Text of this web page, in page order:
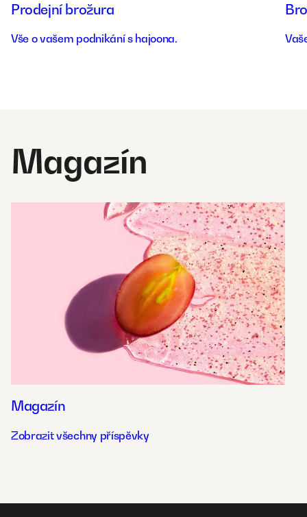
Prodejní brožura
Vše o vašem podnikání s hajoona.
Magazín
Magazín
Zobrazit všechny příspěvky